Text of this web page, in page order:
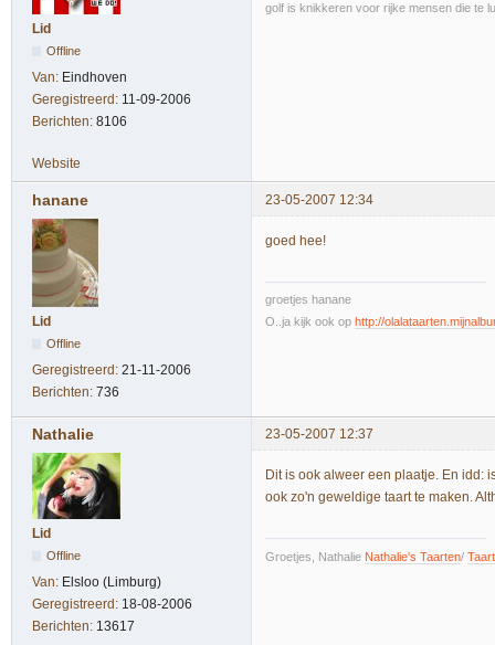
Lid
Offline
Van: Eindhoven
Geregistreerd: 11-09-2006
Berichten: 8106
golf is knikkeren voor rijke mensen die te
Website
hanane 23-05-2007 12:34
Lid
Offline
Geregistreerd: 21-11-2006
Berichten: 736
goed hee!
groetjes hanane
O..ja kijk ook op http://
Nathalie 23-05-2007 12:37
Lid
Offline
Van: Elsloo (Limburg)
Geregistreerd: 18-08-2006
Berichten: 13617
Dit is ook alweer een plaatje. En idd:
ook zo'n geweldige taart te maken.
Groetjes, Nathalie Nathalie's Taarten/